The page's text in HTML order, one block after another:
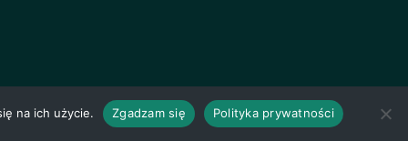
na ich użycie. Zgadzam się Polityka prywatności